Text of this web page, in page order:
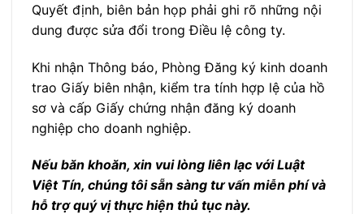
Quyết định, biên bản họp phải ghi rõ những nội
dung được sửa đổi trong Điều lệ công ty.
Khi nhận Thông báo, Phòng Đăng ký kinh doanh
trao Giấy biên nhận, kiểm tra tính hợp lệ của hồ
sơ và cấp Giấy chứng nhận đăng ký doanh
nghiệp cho doanh nghiệp.
Nếu băn khoăn, xin vui lòng liên lạc với Luật
Việt Tín, chúng tôi sẵn sàng tư vấn miễn phí và
hỗ trợ quý vị thực hiện thủ tục này.